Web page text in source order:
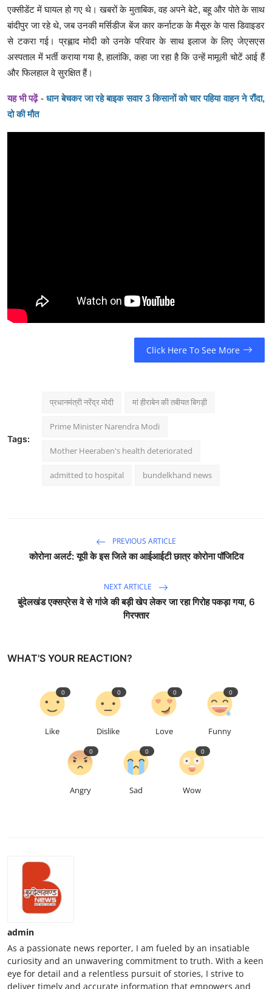
एक्सीडेंट में घायल हो गए थे। खबरों के मुताबिक, वह अपने बेटे, बहू और पोते के साथ
बांदीपुर जा रहे थे, जब उनकी मर्सिडीज बेंज कार कर्नाटक के मैसूरु के पास डिवाइडर
से टकरा गई। प्रह्लाद मोदी को उनके परिवार के साथ इलाज के लिए जेएसएस
अस्पताल में भर्ती कराया गया है, हालांकि, कहा जा रहा है कि उन्हें मामूली चोटें आई हैं
और फिलहाल वे सुरक्षित हैं।
यह भी पढ़ें - धान बेचकर जा रहे बाइक सवार 3 किसानों को चार पहिया वाहन ने रौंदा,
दो की मौत
Click Here To See More
Tags:
प्रधानमंत्री नरेंद्र मोदी मां हीराबेन की तबीयत बिगड़ी
Prime Minister Narendra Modi
Mother Heeraben's health deteriorated
admitted to hospital bundelkhand news
PREVIOUS ARTICLE
कोरोना अलर्ट: यूपी के इस जिले का आईआईटी छात्र कोरोना पॉजिटिव
NEXT ARTICLE
बुंदेलखंड एक्सप्रेस वे से गांजे की बड़ी खेप लेकर जा रहा गिरोह पकड़ा गया, 6
गिरफ्तार
WHAT'S YOUR REACTION?
Like
0
Dislike
0
Love
0
Funny
0
Angry
0
Sad
0
Wow
0
admin
As a passionate news reporter, I am fueled by an insatiable
curiosity and an unwavering commitment to truth. With a keen
eye for detail and a relentless pursuit of stories, I strive to
deliver timely and accurate information that empowers and